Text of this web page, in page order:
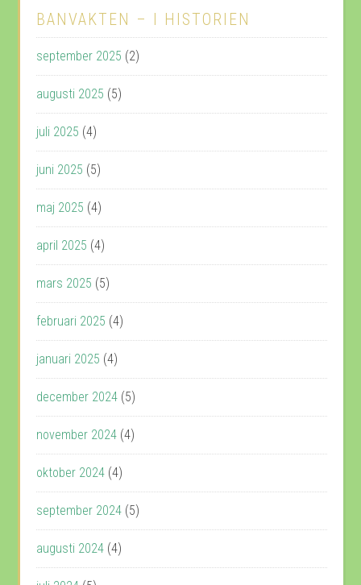
BANVAKTEN – I HISTORIEN
september 2025 (2)
augusti 2025 (5)
juli 2025 (4)
juni 2025 (5)
maj 2025 (4)
april 2025 (4)
mars 2025 (5)
februari 2025 (4)
januari 2025 (4)
december 2024 (5)
november 2024 (4)
oktober 2024 (4)
september 2024 (5)
augusti 2024 (4)